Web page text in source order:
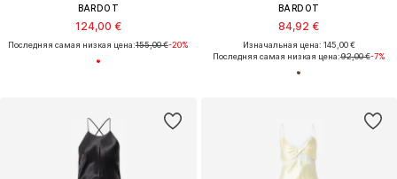
BARDOT
124,00 €
Последняя самая низкая цена:155,00 €-20%
BARDOT
84,92 €
Изначальная цена: 145,00 €
Последняя самая низкая цена:92,00 €-7%